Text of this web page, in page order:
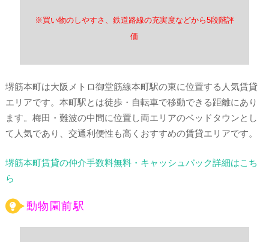
※買い物のしやすさ、鉄道路線の充実度などから5段階評
価
堺筋本町は大阪メトロ御堂筋線本町駅の東に位置する人気賃貸
エリアです。本町駅とは徒歩・自転車で移動できる距離にあり
ます。梅田・難波の中間に位置し両エリアのベッドタウンとし
て人気であり、交通利便性も高くおすすめの賃貸エリアです。
堺筋本町賃貸の仲介手数料無料・キャッシュバック詳細はこち
ら
動物園前駅